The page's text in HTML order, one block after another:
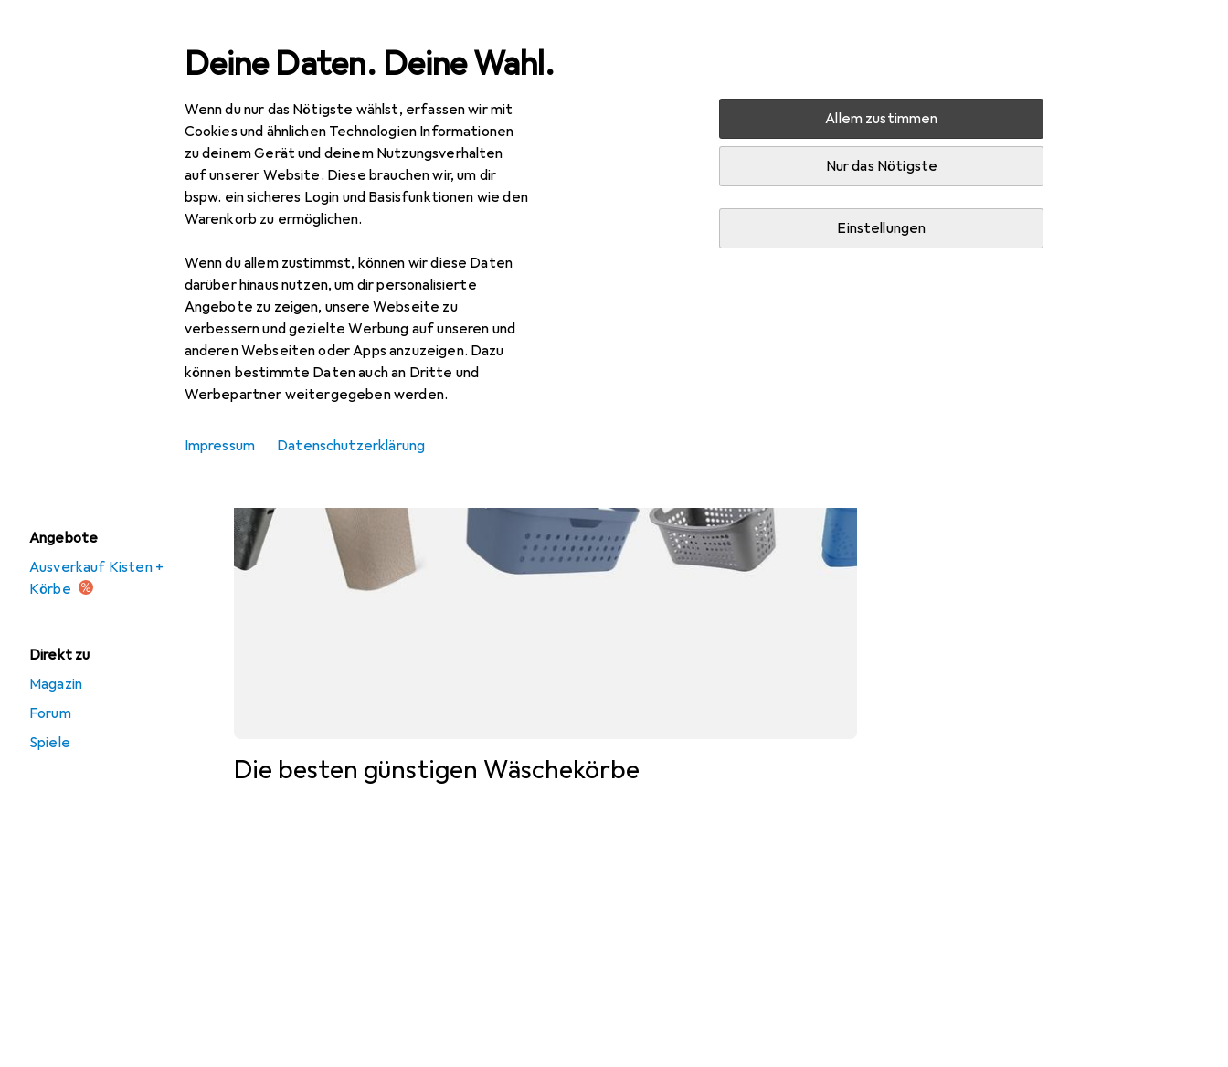
Deine Daten. Deine Wahl.
Wenn du nur das Nötigste wählst, erfassen wir mit
Cookies und ähnlichen Technologien Informationen
zu deinem Gerät und deinem Nutzungsverhalten
auf unserer Website. Diese brauchen wir, um dir
bspw. ein sicheres Login und Basisfunktionen wie den
Warenkorb zu ermöglichen.
Wenn du allem zustimmst, können wir diese Daten
darüber hinaus nutzen, um dir personalisierte
Angebote zu zeigen, unsere Webseite zu
verbessern und gezielte Werbung auf unseren und
anderen Webseiten oder Apps anzuzeigen. Dazu
können bestimmte Daten auch an Dritte und
Werbepartner weitergegeben werden.
Allem zustimmen
Nur das Nötigste
Einstellungen
Impressum Datenschutzerklärung
Navigation nach Kategorien
Spielzeugaufbewahrung
Angebote
Ausverkauf Kisten +
Körbe
Direkt zu
Magazin
Forum
Spiele
Gesamtsortiment Wohnen Aufbewahrung + Ordnung
Kisten + Körbe
Bestseller
Die besten günstigen Wäschekörbe